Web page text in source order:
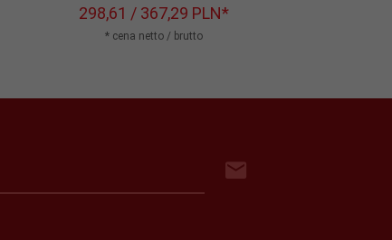
298,61 / 367,29 PLN*
* cena netto / brutto